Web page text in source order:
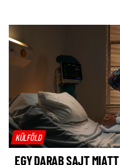
KÜLFÖLD
EGY DARAB SAJT